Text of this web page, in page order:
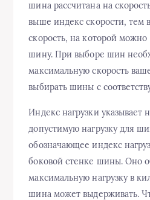
шина рассчитана на
выше индекс скорости, тем
скорость, на которой можно
шину. При выборе шин
максимальную скорость
выбирать шины с
Индекс нагрузки указывает
допустимую нагрузку для
обозначающее индекс
боковой стенке шины. Оно
максимальную нагрузку в
шина может выдерживать.